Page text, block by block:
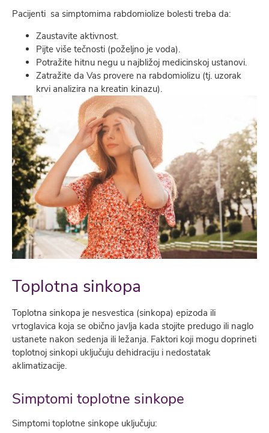
Pacijenti sa simptomima rabdomiolize bolesti treba da:
Zaustavite aktivnost.
Pijte više tečnosti (poželjno je voda).
Potražite hitnu negu u najbližoj medicinskoj ustanovi.
Zatražite da Vas provere na rabdomiolizu (tj. uzorak
krvi analizira na kreatin kinazu).
Toplotna sinkopa
Toplotna sinkopa je nesvestica (sinkopa) epizoda ili
vrtoglavica koja se obično javlja kada stojite predugo ili naglo
ustanete nakon sedenja ili ležanja. Faktori koji mogu doprineti
toplotnoj sinkopi uključuju dehidraciju i nedostatak
aklimatizacije.
Simptomi toplotne sinkope
Simptomi toplotne sinkope uključuju: